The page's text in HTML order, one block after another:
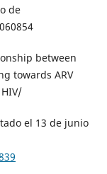
de
between
towards ARV
el 13 de junio